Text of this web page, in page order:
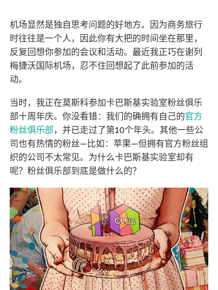
机场显然是独自思考问题的好地方。因为商务旅行
时往往是一个人，因此你有大把的时间坐在那里，
反复回想你参加的会议和活动。最近我正巧在谢列
梅捷沃国际机场，忍不住回想起了此前参加的活
动。
当时，我正在莫斯科参加卡巴斯基实验室粉丝俱乐
部十周年庆。你没看错：我们的确拥有自己的官方
粉丝俱乐部，并已走过了第10个年头。其他一些公
司也有热情的粉丝—比如：苹果—但拥有官方粉丝组
织的公司不太常见。为什么卡巴斯基实验室却有
呢？粉丝俱乐部到底是做什么的？